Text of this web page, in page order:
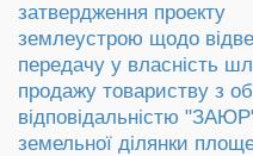
затвердження проекту
землеустрою щодо
передачу у власність
продажу товариству з
відповідальністю
земельної ділянки